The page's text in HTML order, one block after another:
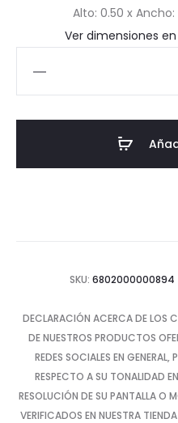
Alto: 0.50 x
Ver dimensiones
SKU: 6802000000894
DECLARACIÓN ACERCA DE LOS
DE NUESTROS PRODUCTOS
REDES SOCIALES EN GENERAL,
RESPECTO A SU TONALIDAD
RESOLUCIÓN DE SU PANTALLA O
VERIFICADOS EN NUESTRA